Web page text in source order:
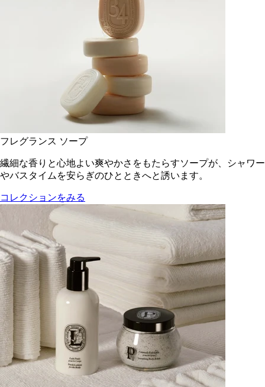
フレグランス ソープ
繊細な香りと心地よい爽やかさをもたらすソープが、シャワー
やバスタイムを安らぎのひとときへと誘います。
コレクションをみる